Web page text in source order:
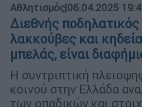
Αθλητισμός|06.04.2025
Διεθνής
λακκούβες και
μπελάς, είναι
Η συντριπτική
κοινού στην Ελλάδα
των οπαδικών και